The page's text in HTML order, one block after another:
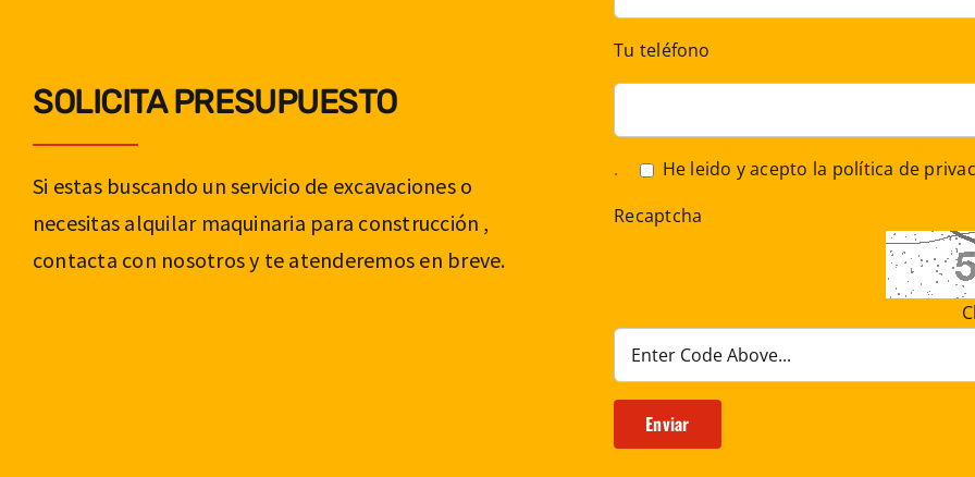
SOLICITA PRESUPUESTO
Si estas buscando un servicio de excavaciones o
necesitas alquilar maquinaria para construcción ,
contacta con nosotros y te atenderemos en breve.
Tu teléfono
. He leido y acepto la política de
Recaptcha
Enviar